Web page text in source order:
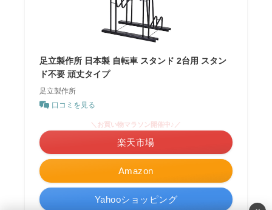
足立製作所 日本製 自転車 スタンド 2台用 スタン
ド不要 頑丈タイプ
足立製作所
口コミを見る
Amazon
＼お買い物マラソン開催中♪／
楽天市場
Yahooショッピング